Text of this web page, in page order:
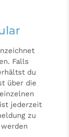
Falls
du
über die
jederzeit
zu